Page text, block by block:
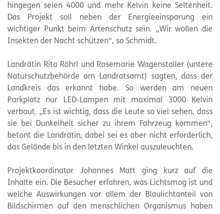
hingegen seien 4000 und mehr Kelvin keine Seltenheit.
Das Projekt soll neben der Energieeinsparung ein
wichtiger Punkt beim Artenschutz sein. „Wir wollen die
Insekten der Nacht schützen“, so Schmidt.
Landrätin Rita Röhrl und Rosemarie Wagenstaller (untere
Naturschutzbehörde am Landratsamt) sagten, dass der
Landkreis das erkannt habe. So werden am neuen
Parkplatz nur LED-Lampen mit maximal 3000 Kelvin
verbaut. „Es ist wichtig, dass die Leute so viel sehen, dass
sie bei Dunkelheit sicher zu ihrem Fahrzeug kommen“,
betont die Landrätin, dabei sei es aber nicht erforderlich,
das Gelände bis in den letzten Winkel auszuleuchten.
Projektkoordinator Johannes Matt ging kurz auf die
Inhalte ein. Die Besucher erfahren, was Lichtsmog ist und
welche Auswirkungen vor allem der Blaulichtanteil von
Bildschirmen auf den menschlichen Organismus haben